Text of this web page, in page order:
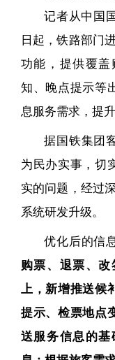
记者从中国
日起，铁路部门
功能，提供覆盖
知、晚点提示等
息服务需求，提升
据国铁集团
为民办实事，切
实的问题，经过
系统研发升级。
优化后的信
购票、退票、
上，新增推送候
提示、检票地点
送服务信息的